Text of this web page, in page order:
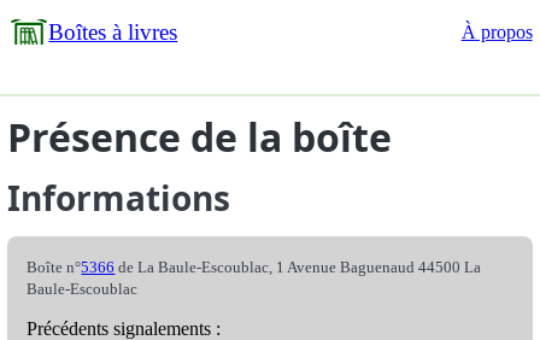
Boîtes à livres À propos
Présence de la boîte
Informations
Boîte n°5366 de La Baule-Escoublac, 1 Avenue Baguenaud 44500 La
Baule-Escoublac
Précédents signalements :